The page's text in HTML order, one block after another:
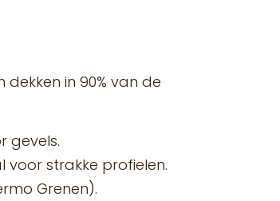
in 90% van de
gevels.
voor strakke profielen.
Grenen).